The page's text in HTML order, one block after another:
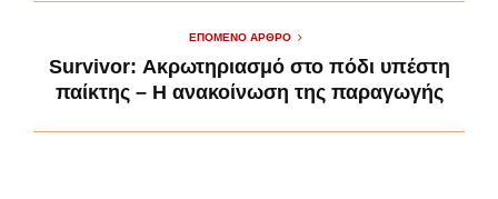
ΕΠΌΜΕΝΟ ΆΡΘΡΟ
Survivor: Ακρωτηριασμό στο πόδι υπέστη
παίκτης – Η ανακοίνωση της παραγωγής